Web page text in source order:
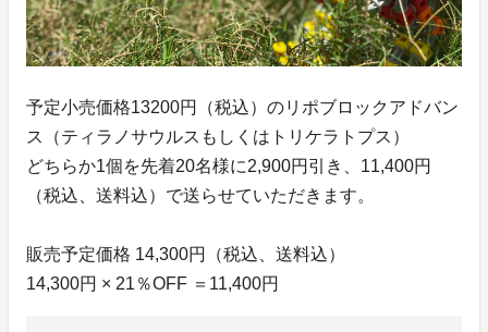
予定小売価格13200円（税込）のリポブロックアドバン
ス（ティラノサウルスもしくはトリケラトプス）
どちらか1個を先着20名様に2,900円引き、11,400円
（税込、送料込）で送らせていただきます。
販売予定価格 14,300円（税込、送料込）
14,300円 × 21％OFF ＝11,400円